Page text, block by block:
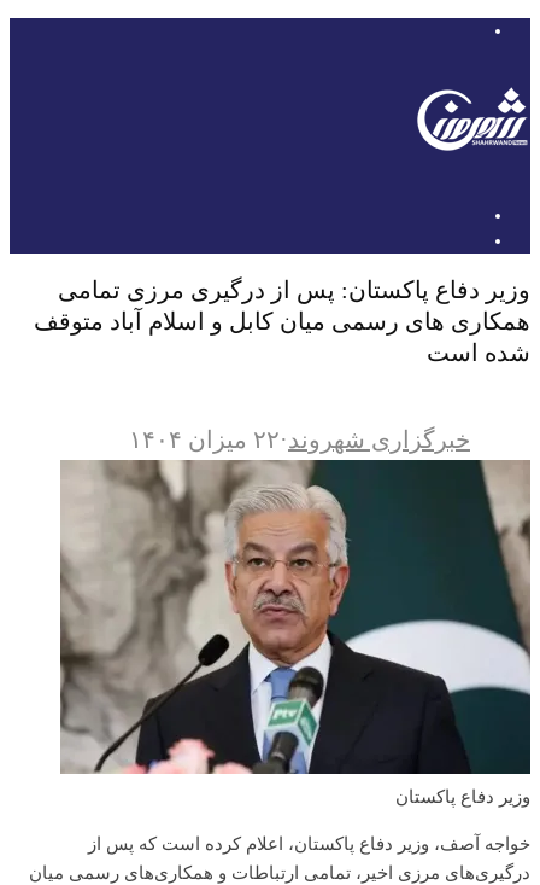
وزیر دفاع پاکستان: پس از درگیری مرزی تمامی
همکاری های رسمی میان کابل و اسلام آباد متوقف
شده است
خبرگزاری شهروند·۲۲ میزان ۱۴۰۴
وزیر دفاع پاکستان
خواجه آصف، وزیر دفاع پاکستان، اعلام کرده است که پس از
درگیری‌های مرزی اخیر، تمامی ارتباطات و همکاری‌های رسمی میان